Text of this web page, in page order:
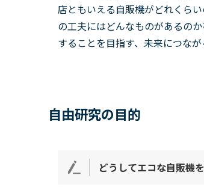
店ともいえる自販機がどれくら
の工夫にはどんなものがあるの
することを目指す、未来につなが
自由研究の目的
どうしてエコな自販機